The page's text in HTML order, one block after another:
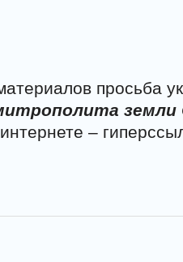
просьба
земли
–